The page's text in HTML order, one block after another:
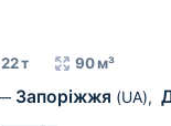
22 т 90 м³
Запоріжжя (UA),